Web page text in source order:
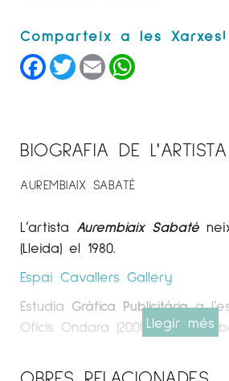
Facebook
TwitterEmail
BIOGRAFIA DE L'ARTISTA
AUREMBIAIX SABATÉ
L’artista Aurembiaix Sabaté
(Lleida) el 1980.
Espai Cavallers Gallery
Estudia Gràfica Publicitàriaa
Oficis Ondara (2000-2002).
(2003-2005).
Llegir més